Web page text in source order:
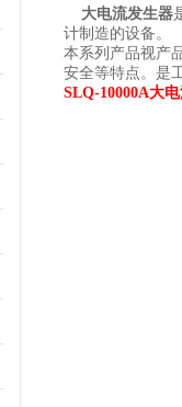
大电流发生器
计制造的设备。
本系列产品视产
安全等特点。是
SLQ-10000A大